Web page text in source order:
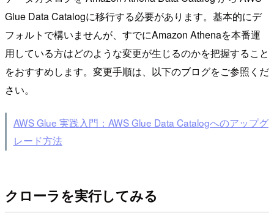
Glue Data Catalogに移行する必要があります。基本的にデ
フォルトで構いませんが、すでにAmazon Athenaを本番運
用している方はどのような変更が生じるのかを把握すること
をおすすめします。変更手順は、以下のブログをご参照くだ
さい。
AWS Glue 実践入門：AWS Glue Data Catalogへのアップグ
レード方法
クローラを実行してみる